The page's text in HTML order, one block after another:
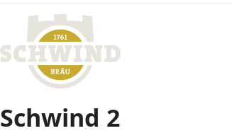
Schwind 2